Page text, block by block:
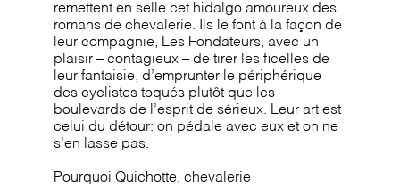
remettent en selle cet hidalgo amoureux des
romans de chevalerie. Ils le font à la façon de
leur compagnie, Les Fondateurs, avec un
plaisir – contagieux – de tirer les ficelles de
leur fantaisie, d’emprunter le périphérique
des cyclistes toqués plutôt que les
boulevards de l’esprit de sérieux. Leur art est
celui du détour: on pédale avec eux et on ne
s’en lasse pas.
Pourquoi Quichotte, chevalerie